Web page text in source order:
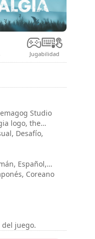
Jugabilidad
Studio
logo, the
are trademarks
All rights
Desafío,
Español,
Coreano
del juego.